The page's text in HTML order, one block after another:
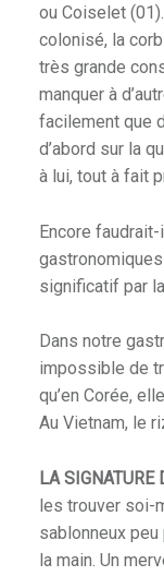
ou Coiselet
colonisé, la
très grande
manquer à
facilement que
d’abord sur la
à lui, tout à fait
Encore
significatif par
Dans notre
impossible de
qu’en Corée,
Au Vietnam, le
LA SIGNATURE
les trouver soi-
sablonneux
la main. Un